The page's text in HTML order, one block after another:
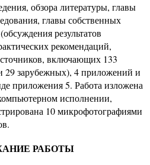
обзора литературы, главы
главы собственных
результатов
рекомендаций,
включающих 133
29 зарубежных), 4 приложений и
приложения 5. Работа изложена
исполнении,
10 микрофотографиями
РАБОТЫ